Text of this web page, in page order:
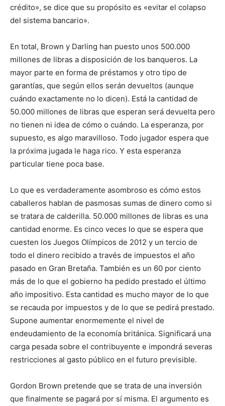
crédito», se dice que su propósito es «evitar el colapso
del sistema bancario».
En total, Brown y Darling han puesto unos 500.000
millones de libras a disposición de los banqueros. La
mayor parte en forma de préstamos y otro tipo de
garantías, que según ellos serán devueltos (aunque
cuándo exactamente no lo dicen). Está la cantidad de
50.000 millones de libras que esperan será devuelta pero
no tienen ni idea de cómo o cuándo. La esperanza, por
supuesto, es algo maravilloso. Todo jugador espera que
la próxima jugada le haga rico. Y esta esperanza
particular tiene poca base.
Lo que es verdaderamente asombroso es cómo estos
caballeros hablan de pasmosas sumas de dinero como si
se tratara de calderilla. 50.000 millones de libras es una
cantidad enorme. Es cinco veces lo que se espera que
cuesten los Juegos Olímpicos de 2012 y un tercio de
todo el dinero recibido a través de impuestos el año
pasado en Gran Bretaña. También es un 60 por ciento
más de lo que el gobierno ha pedido prestado el último
año impositivo. Esta cantidad es mucho mayor de lo que
se recauda por impuestos y de lo que se pedirá prestado.
Supone aumentar enormemente el nivel de
endeudamiento de la economía británica. Significará una
carga pesada sobre el contribuyente e impondrá severas
restricciones al gasto público en el futuro previsible.
Gordon Brown pretende que se trata de una inversión
que finalmente se pagará por sí misma. El argumento es